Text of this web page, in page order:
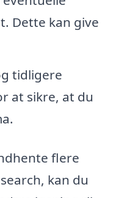
Dette kan give
tidligere
at sikre, at du
flere
kan du